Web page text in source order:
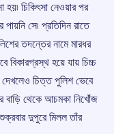
হয়৷ চিকিৎসা নেওয়ার পর
সে৷ প্রতিদিন রাতে
তদন্তের নামে মারধর
হয়ে যায় চিচ্চ
দেখলেও চিত্ত পুলিশ ভেবে
বাড়ি থেকে আচমকা নিখোঁজ
দুপুরে মিলল তাঁর